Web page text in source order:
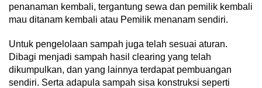
penanaman kembali, tergantung sewa dan pemilik kembali
mau ditanam kembali atau Pemilik menanam sendiri.
Untuk pengelolaan sampah juga telah sesuai aturan.
Dibagi menjadi sampah hasil clearing yang telah
dikumpulkan, dan yang lainnya terdapat pembuangan
sendiri. Serta adapula sampah sisa konstruksi seperti